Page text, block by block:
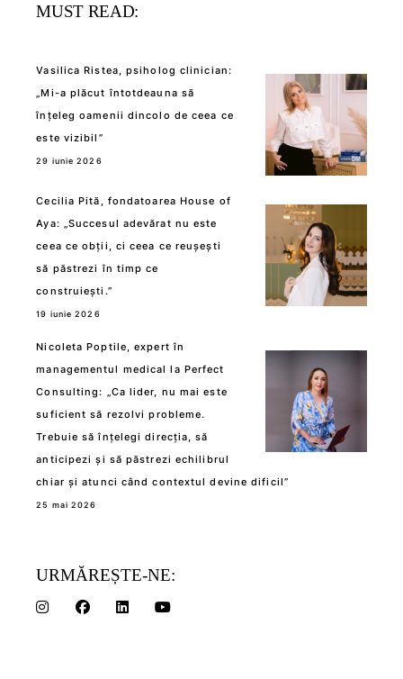
MUST READ:
Vasilica Ristea, psiholog clinician:
„Mi-a plăcut întotdeauna să
înțeleg oamenii dincolo de ceea ce
este vizibil”
29 iunie 2026
Cecilia Pită, fondatoarea House of
Aya: „Succesul adevărat nu este
ceea ce obții, ci ceea ce reușești
să păstrezi în timp ce
construiești.”
19 iunie 2026
Nicoleta Poptile, expert în
managementul medical la Perfect
Consulting: „Ca lider, nu mai este
suficient să rezolvi probleme.
Trebuie să înțelegi direcția, să
anticipezi și să păstrezi echilibrul
chiar și atunci când contextul devine dificil”
25 mai 2026
URMĂREȘTE-NE: